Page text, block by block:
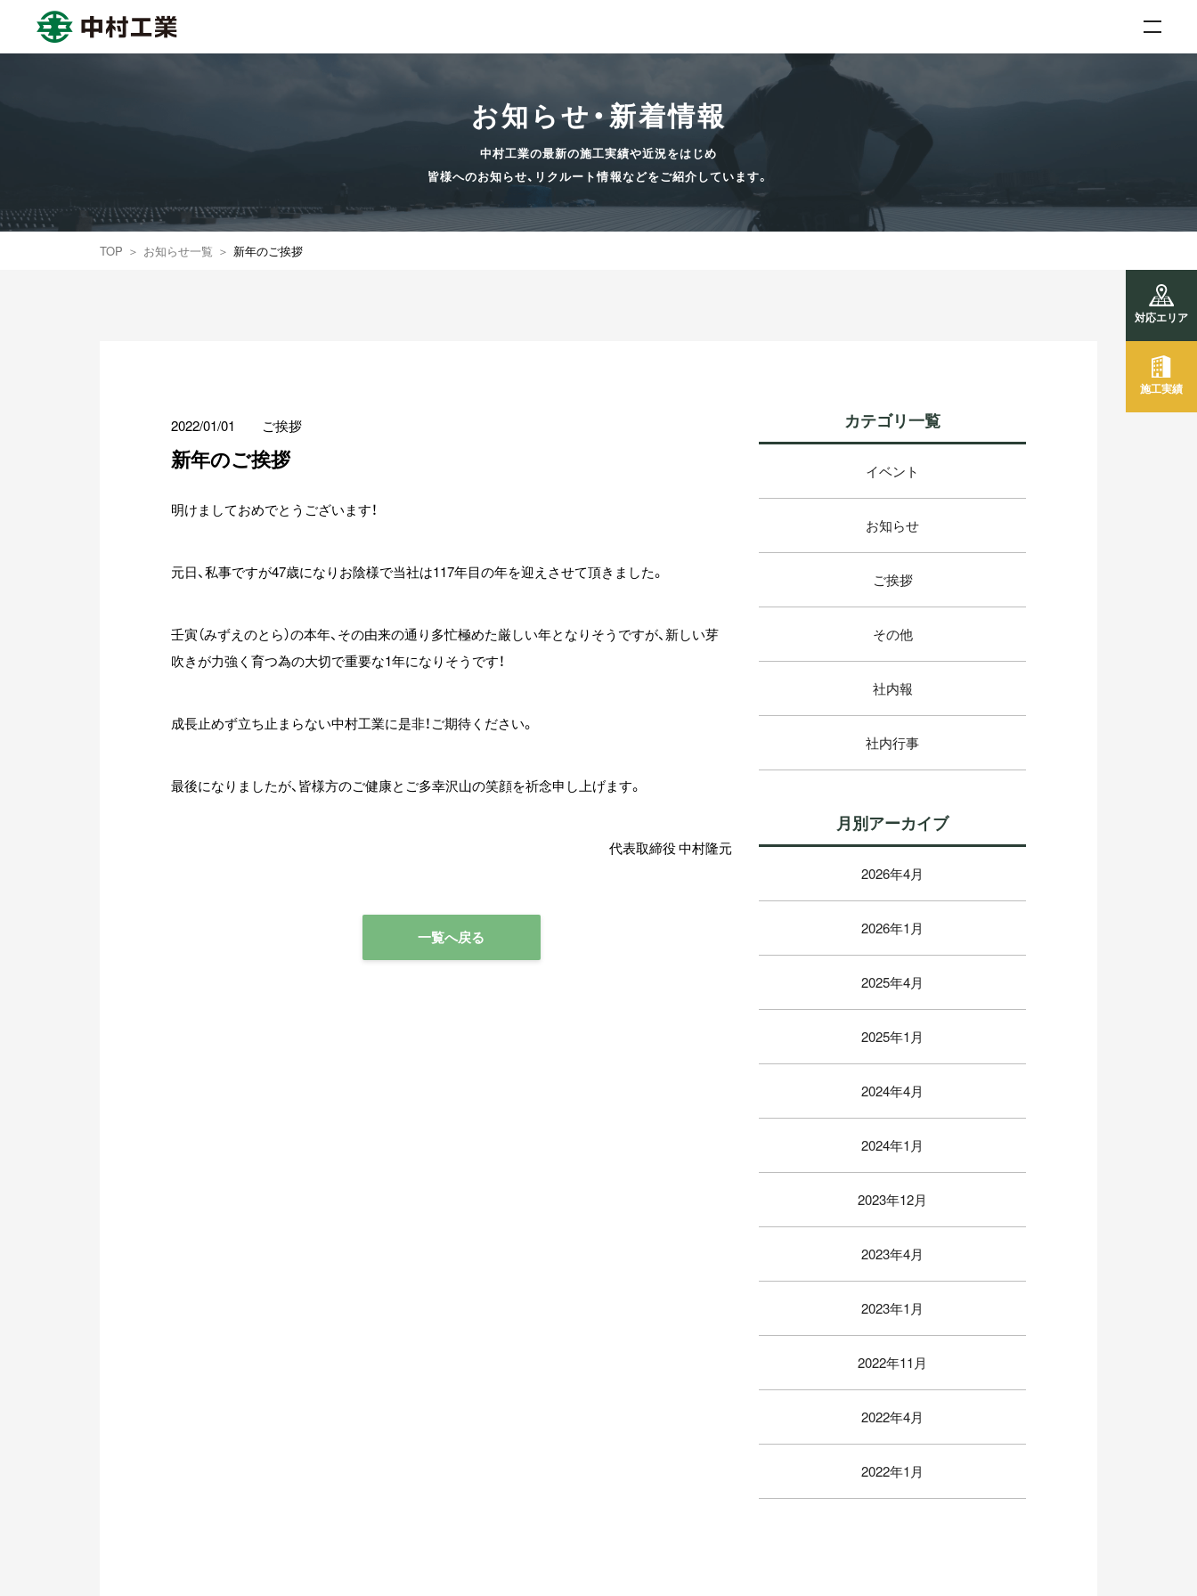
中村工業株式会社
お知らせ・新着情報
中村工業の最新の施工実績や近況をはじめ
皆様へのお知らせ、リクルート情報などをご紹介しています。
TOP お知らせ一覧 新年のご挨拶
対応エリア
施工実績
2022/01/01 ご挨拶
新年のご挨拶
明けましておめでとうございます！
元日、私事ですが47歳になりお陰様で当社は117年目の年を迎えさせて頂きました。
壬寅（みずえのとら）の本年、その由来の通り多忙極めた厳しい年となりそうですが、新しい芽
吹きが力強く育つ為の大切で重要な1年になりそうです！
成長止めず立ち止まらない中村工業に是非！ご期待ください。
最後になりましたが、皆様方のご健康とご多幸沢山の笑顔を祈念申し上げます。
代表取締役 中村隆元
一覧へ戻る
カテゴリ一覧
イベント
お知らせ
ご挨拶
その他
社内報
社内行事
月別アーカイブ
2026年4月
2026年1月
2025年4月
2025年1月
2024年4月
2024年1月
2023年12月
2023年4月
2023年1月
2022年11月
2022年4月
2022年1月